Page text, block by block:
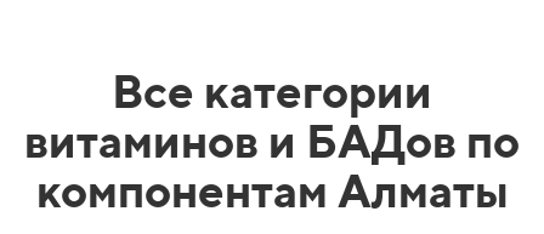
Все категории
витаминов и БАДов по
компонентам Алматы